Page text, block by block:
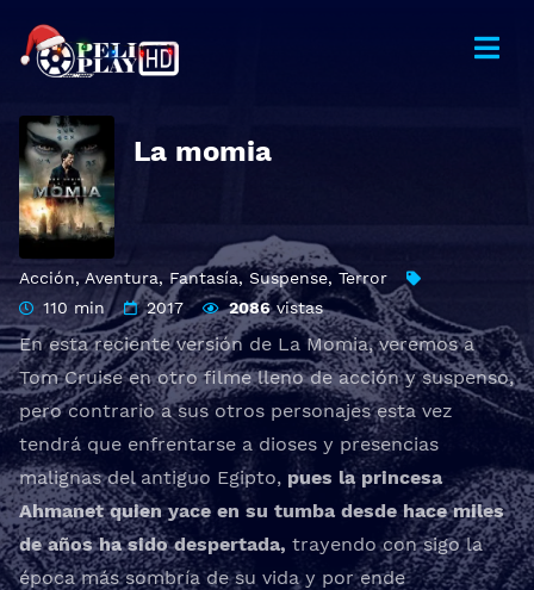
La momia
Acción,Aventura, Fantasía, Suspense, Terror
110 min
2017 2086vistas
En esta reciente versión de La Momia, veremos a
Tom Cruise en otro filme lleno de acción y suspenso,
pero contrario a sus otros personajes esta vez
tendrá que enfrentarse a dioses y presencias
malignas del antiguo Egipto, pues la princesa
Ahmanet quien yace en su tumba desde hace miles
de años ha sido despertada, trayendo con sigo la
época más sombría de su vida y por ende